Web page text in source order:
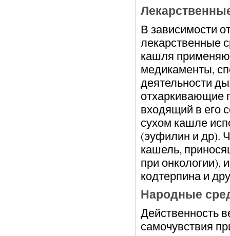
В зависимости
лекарственные
кашля
медикаменты,
деятельности
отхаркивающие
входящий в его
сухом кашле
(эуфилин и др).
кашель,
при онкологии),
кодтерпина и
Народные
Действенность
самочувствия